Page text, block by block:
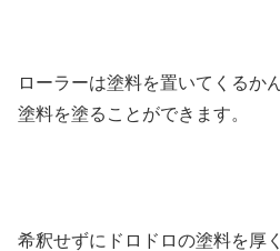
ローラーは塗料を置いてくるか
塗料を塗ることができます。
希釈せずにドロドロの塗料を厚